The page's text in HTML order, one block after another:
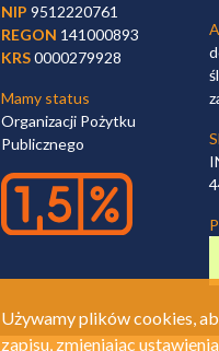
NIP 9512220761
REGON 141000893
KRS0000279928
Mamy status
Organizacji Pożytku
Publicznego
Używamy plików cookies,
zapisu, zmieniając